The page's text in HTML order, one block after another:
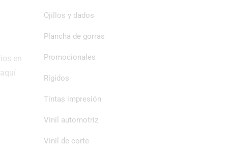
en
Ojillos y dados
Plancha de gorras
Promocionales
Rígidos
Tintas impresión
Vinil automotriz
Vinil de corte